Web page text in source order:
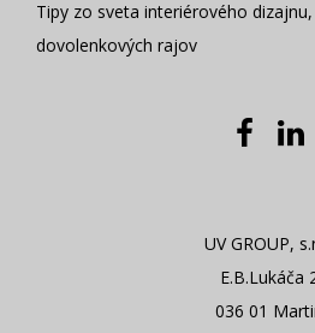
Tipy zo sveta interiérového
dovolenkových rajov
UV GROUP,
E.B.Lukáča
036 01